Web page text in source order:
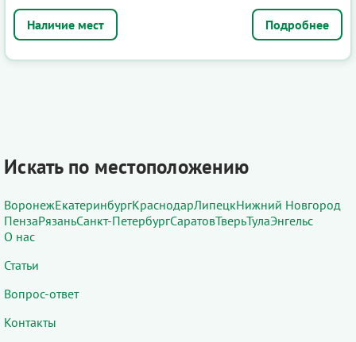
Подробнее
Искать по местоположению
ВоронежЕкатеринбургКраснодарЛипецкНижний Новгород
ПензаРязаньСанкт-ПетербургСаратовТверьТулаЭнгельс
О нас
Статьи
Вопрос-ответ
Контакты